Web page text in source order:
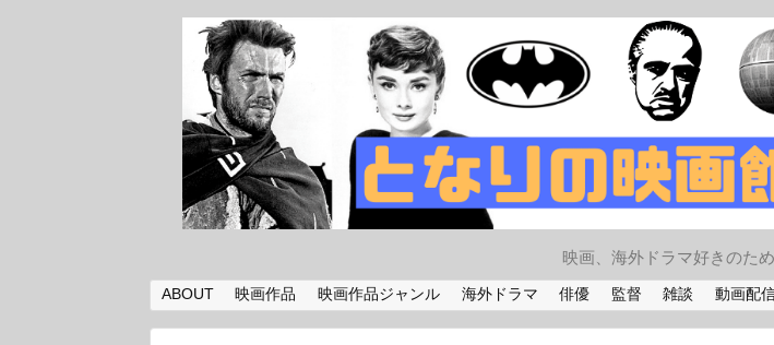
映画、海外ドラマ好きのた
ABOUT 映画作品 映画作品ジャンル 海外ドラマ 俳優 監督 雑談 動画配